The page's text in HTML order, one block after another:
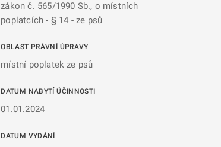
zákon č. 565/1990 Sb., o místních
poplatcích - § 14 - ze psů
OBLAST PRÁVNÍ ÚPRAVY
místní poplatek ze psů
DATUM NABYTÍ ÚČINNOSTI
01.01.2024
DATUM VYDÁNÍ